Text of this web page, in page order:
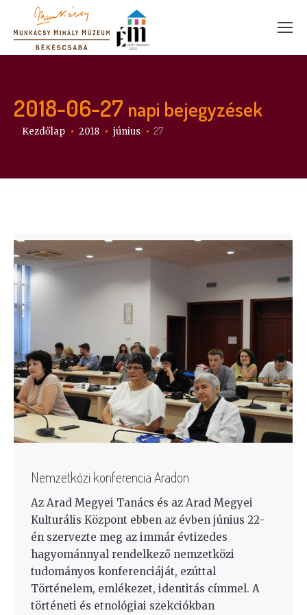
2018-06-27 napi bejegyzések
Itt vagy:
Kezdőlap 2018 június 27
Nemzetközi konferencia Aradon
Az Arad Megyei Tanács és az Arad Megyei
Kulturális Központ ebben az évben június 22-
én szervezte meg az immár évtizedes
hagyománnyal rendelkező nemzetközi
tudományos konferenciáját, ezúttal
Történelem, emlékezet, identitás címmel. A
történeti és etnológiai szekciókban